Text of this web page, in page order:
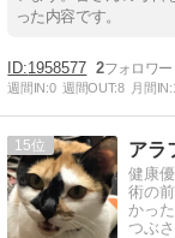
った内容です。
1958577 2
週間IN:0 週間OUT:8 月間IN:
15 アラ
健康
術の
かっ
つぶ